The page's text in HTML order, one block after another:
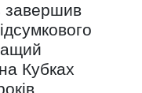
завершив
Кубках